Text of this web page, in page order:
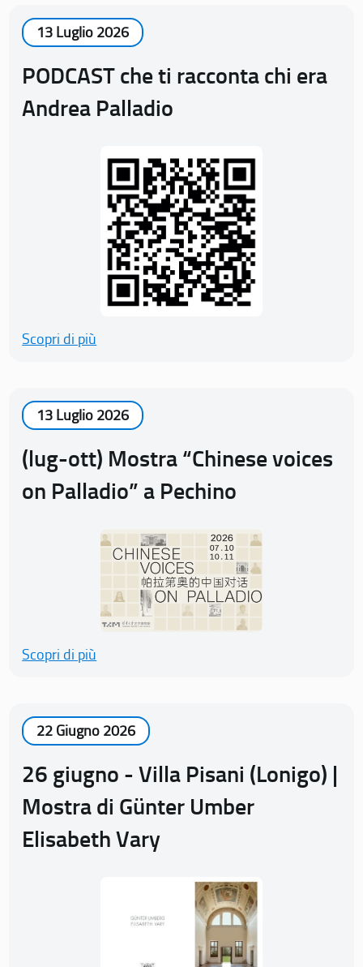
13 Luglio 2026
PODCAST che ti racconta chi era
Andrea Palladio
Scopri di più
13 Luglio 2026
(lug-ott) Mostra “Chinese voices
on Palladio” a Pechino
Scopri di più
22 Giugno 2026
26 giugno - Villa Pisani (Lonigo) |
Mostra di Günter Umber
Elisabeth Vary